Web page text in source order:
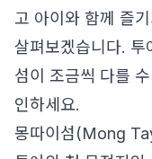
고 아이와 함께 즐
살펴보겠습니다. 투
섬이 조금씩 다를
인하세요.
몽따이섬(Mong